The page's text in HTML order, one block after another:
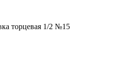
торцевая 1/2 №15